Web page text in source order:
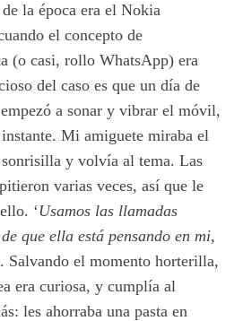
la época era el Nokia
el concepto de
(o casi, rollo WhatsApp) era
del caso es que un día de
a sonar y vibrar el móvil,
Mi amiguete miraba el
y volvía al tema. Las
varias veces, así que le
‘Usamos las llamadas
que ella está pensando en mi,
Salvando el momento horterilla,
era curiosa, y cumplía al
les ahorraba una pasta en